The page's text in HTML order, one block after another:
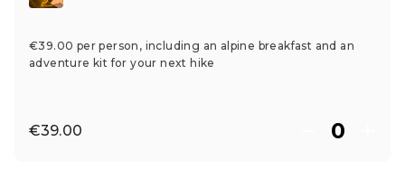
€39.00 per person, including an alpine breakfast and an
adventure kit for your next hike
€39.00